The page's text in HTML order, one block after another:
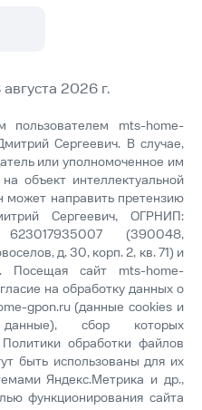
2026 г.
mts-home-
Сергеевич. В случае,
или уполномоченное им
объект интеллектуальной
может направить претензию
Сергеевич, ОГРНИП:
(390048,
д. 30, корп. 2, кв. 71) и
. Посещая сайт mts-home-
на обработку данных о
gpon.ru (данные cookies и
данные), сбор которых
Политики обработки файлов
быть использованы для их
Яндекс.Метрика и др.,
функционирования сайта